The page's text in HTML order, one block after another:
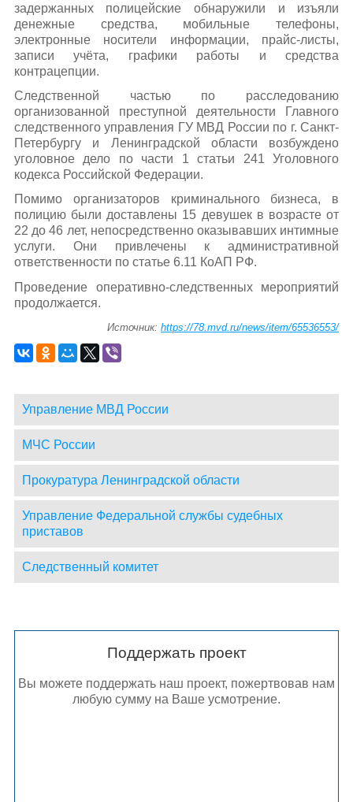
задержанных полицейские обнаружили и изъяли
денежные средства, мобильные телефоны,
электронные носители информации, прайс-листы,
записи учёта, графики работы и средства
контрацепции.
Следственной частью по расследованию
организованной преступной деятельности Главного
следственного управления ГУ МВД России по г. Санкт-
Петербургу и Ленинградской области возбуждено
уголовное дело по части 1 статьи 241 Уголовного
кодекса Российской Федерации.
Помимо организаторов криминального бизнеса, в
полицию были доставлены 15 девушек в возрасте от
22 до 46 лет, непосредственно оказывавших интимные
услуги. Они привлечены к административной
ответственности по статье 6.11 КоАП РФ.
Проведение оперативно-следственных мероприятий
продолжается.
Источник:https://78.mvd.ru/news/item/65536553/
Управление МВД России
МЧС России
Прокуратура Ленинградской области
Управление Федеральной службы судебных
приставов
Следственный комитет
Поддержать проект
Вы можете поддержать наш проект, пожертвовав нам
любую сумму на Ваше усмотрение.